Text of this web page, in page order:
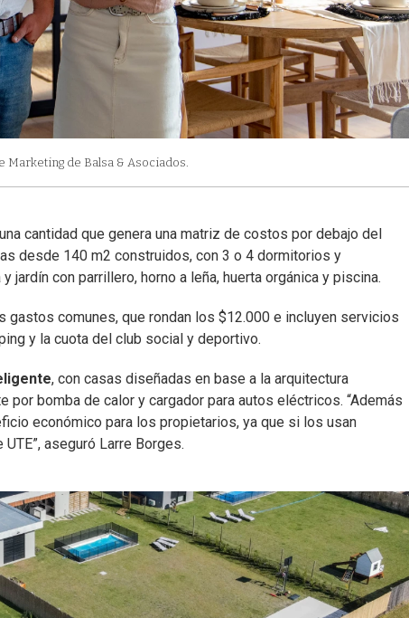
Marketing de Balsa & Asociados.
cantidad que genera una matriz de costos por debajo del
desde 140 m2 construidos, con 3 o 4 dormitorios y
con parrillero, horno a leña, huerta orgánica y piscina.
comunes, que rondan los $12.000 e incluyen servicios
y la cuota del club social y deportivo.
, con casas diseñadas en base a la arquitectura
bomba de calor y cargador para autos eléctricos. “Además
económico para los propietarios, ya que si los usan
aseguró Larre Borges.